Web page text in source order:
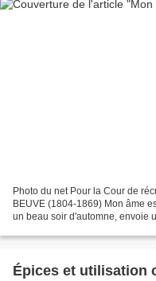
Photo du net Pour la Cour de
BEUVE (1804-1869) Mon âme
un beau soir d'automne, envoie
Épices et utilisation